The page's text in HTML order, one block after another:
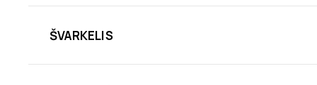
ŠVARKELIS